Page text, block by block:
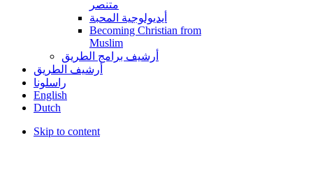
متنصر
أيديولوجية المحبة
Becoming Christian from
Muslim
أرشيف برامج الطريق
أرشيف الطريق
راسلونا
English
Dutch
Skip to content